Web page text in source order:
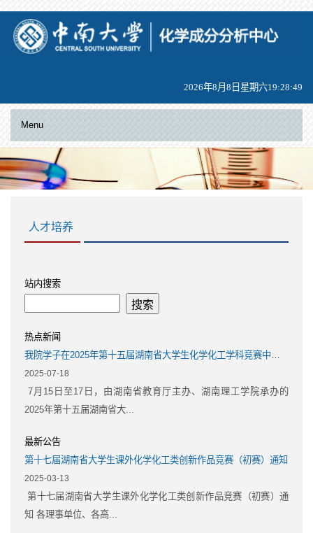
2026年8月8日星期六19:28:49
Menu
人才培养
站内搜索
热点新闻
2025-07-18
7月15日至17日，由湖南省教育厅主办、湖南理工学院承办的
2025年第十五届湖南省大...
最新公告
第十七届湖南省大学生课外化学化工类创新作品竞赛（初赛）通知
2025-03-13
第十七届湖南省大学生课外化学化工类创新作品竞赛（初赛）通
知 各理事单位、各高...